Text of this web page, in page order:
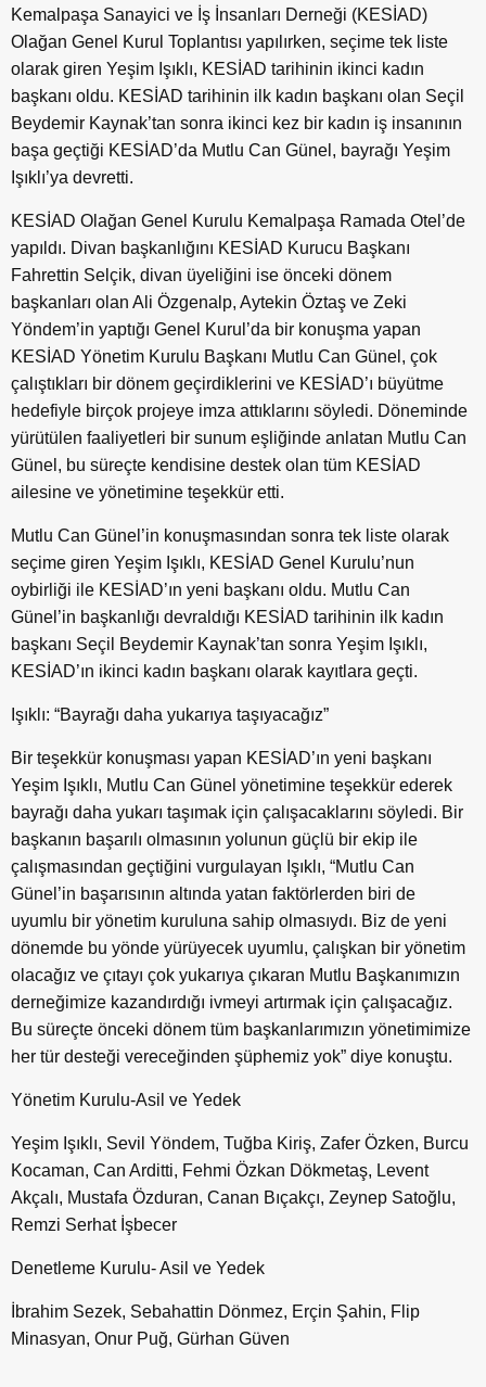
Kemalpaşa Sanayici ve İş İnsanları Derneği (KESİAD)
Olağan Genel Kurul Toplantısı yapılırken, seçime tek liste
olarak giren Yeşim Işıklı, KESİAD tarihinin ikinci kadın
başkanı oldu. KESİAD tarihinin ilk kadın başkanı olan Seçil
Beydemir Kaynak’tan sonra ikinci kez bir kadın iş insanının
başa geçtiği KESİAD’da Mutlu Can Günel, bayrağı Yeşim
Işıklı’ya devretti.
KESİAD Olağan Genel Kurulu Kemalpaşa Ramada Otel’de
yapıldı. Divan başkanlığını KESİAD Kurucu Başkanı
Fahrettin Selçik, divan üyeliğini ise önceki dönem
başkanları olan Ali Özgenalp, Aytekin Öztaş ve Zeki
Yöndem’in yaptığı Genel Kurul’da bir konuşma yapan
KESİAD Yönetim Kurulu Başkanı Mutlu Can Günel, çok
çalıştıkları bir dönem geçirdiklerini ve KESİAD’ı büyütme
hedefiyle birçok projeye imza attıklarını söyledi. Döneminde
yürütülen faaliyetleri bir sunum eşliğinde anlatan Mutlu Can
Günel, bu süreçte kendisine destek olan tüm KESİAD
ailesine ve yönetimine teşekkür etti.
Mutlu Can Günel’in konuşmasından sonra tek liste olarak
seçime giren Yeşim Işıklı, KESİAD Genel Kurulu’nun
oybirliği ile KESİAD’ın yeni başkanı oldu. Mutlu Can
Günel’in başkanlığı devraldığı KESİAD tarihinin ilk kadın
başkanı Seçil Beydemir Kaynak’tan sonra Yeşim Işıklı,
KESİAD’ın ikinci kadın başkanı olarak kayıtlara geçti.
Işıklı: “Bayrağı daha yukarıya taşıyacağız”
Bir teşekkür konuşması yapan KESİAD’ın yeni başkanı
Yeşim Işıklı, Mutlu Can Günel yönetimine teşekkür ederek
bayrağı daha yukarı taşımak için çalışacaklarını söyledi. Bir
başkanın başarılı olmasının yolunun güçlü bir ekip ile
çalışmasından geçtiğini vurgulayan Işıklı, “Mutlu Can
Günel’in başarısının altında yatan faktörlerden biri de
uyumlu bir yönetim kuruluna sahip olmasıydı. Biz de yeni
dönemde bu yönde yürüyecek uyumlu, çalışkan bir yönetim
olacağız ve çıtayı çok yukarıya çıkaran Mutlu Başkanımızın
derneğimize kazandırdığı ivmeyi artırmak için çalışacağız.
Bu süreçte önceki dönem tüm başkanlarımızın yönetimimize
her tür desteği vereceğinden şüphemiz yok” diye konuştu.
Yönetim Kurulu-Asil ve Yedek
Yeşim Işıklı, Sevil Yöndem, Tuğba Kiriş, Zafer Özken, Burcu
Kocaman, Can Arditti, Fehmi Özkan Dökmetaş, Levent
Akçalı, Mustafa Özduran, Canan Bıçakçı, Zeynep Satoğlu,
Remzi Serhat İşbecer
Denetleme Kurulu- Asil ve Yedek
İbrahim Sezek, Sebahattin Dönmez, Erçin Şahin, Flip
Minasyan, Onur Puğ, Gürhan Güven